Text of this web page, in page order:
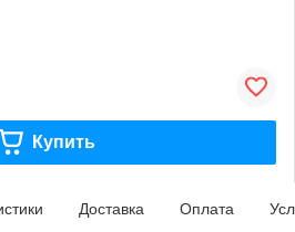
Купить
Доставка Оплата